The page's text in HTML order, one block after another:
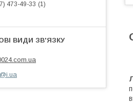
473-49-33 1